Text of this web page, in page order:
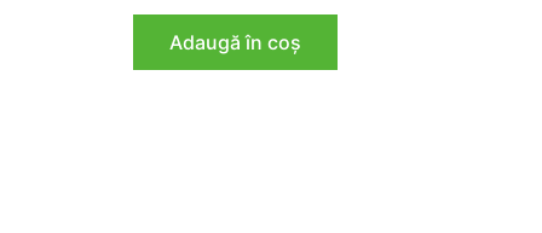
fost:
250,80 lei.
Adaugă în coș